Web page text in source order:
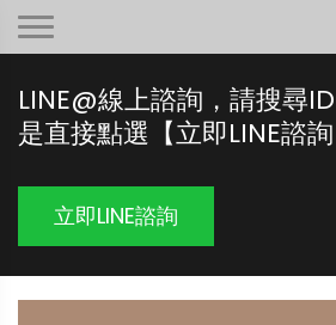
LINE@線上諮詢，請搜尋
是直接點選【立即LINE諮詢
立即LINE諮詢